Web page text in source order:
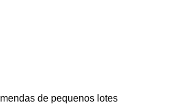
de pequenos lotes